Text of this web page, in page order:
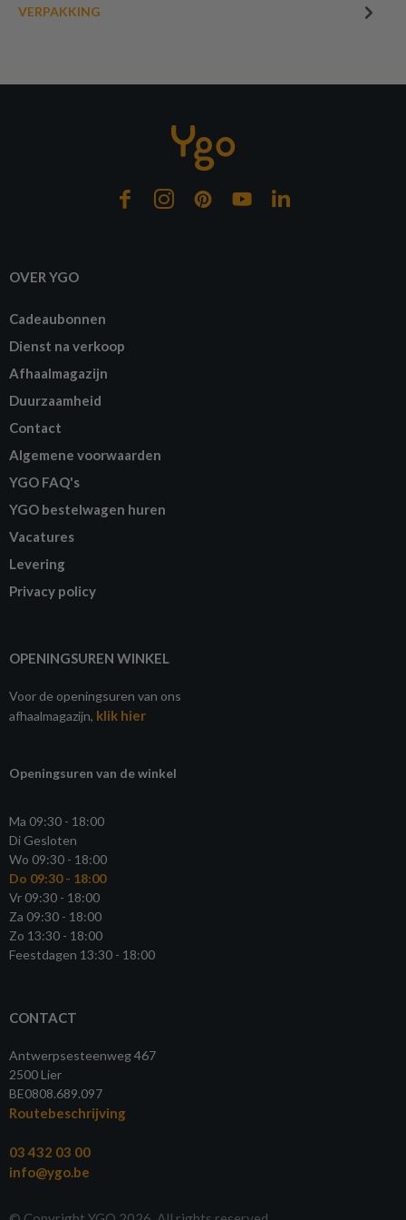
VERPAKKING
OVER YGO
Cadeaubonnen
Dienst na verkoop
Afhaalmagazijn
Duurzaamheid
Contact
Algemene voorwaarden
YGO FAQ's
YGO bestelwagen huren
Vacatures
Levering
Privacy policy
OPENINGSUREN WINKEL
Voor de openingsuren van ons
afhaalmagazijn, klik hier
Openingsuren van de winkel
Ma 09:30 - 18:00
Di Gesloten
Wo 09:30 - 18:00
Do 09:30 - 18:00
Vr 09:30 - 18:00
Za 09:30 - 18:00
Zo 13:30 - 18:00
Feestdagen 13:30 - 18:00
CONTACT
Antwerpsesteenweg 467
2500 Lier
BE0808.689.097
Routebeschrijving
03 432 03 00
info@ygo.be